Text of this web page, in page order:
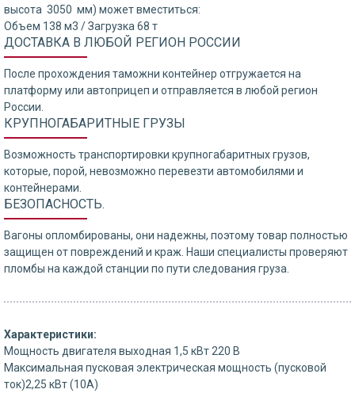
высота 3050 мм) может вместиться:
Объем 138 м3 / Загрузка 68 т
ДОСТАВКА В ЛЮБОЙ РЕГИОН РОССИИ
После прохождения таможни контейнер отгружается на
платформу или автоприцеп и отправляется в любой регион
России.
КРУПНОГАБАРИТНЫЕ ГРУЗЫ
Возможность транспортировки крупногабаритных грузов,
которые, порой, невозможно перевезти автомобилями и
контейнерами.
БЕЗОПАСНОСТЬ.
Вагоны опломбированы, они надежны, поэтому товар полностью
защищен от повреждений и краж. Наши специалисты проверяют
пломбы на каждой станции по пути следования груза.
Характеристики:
Мощность двигателя выходная 1,5 кВт 220 В
Максимальная пусковая электрическая мощность (пусковой
ток)2,25 кВт (10А)